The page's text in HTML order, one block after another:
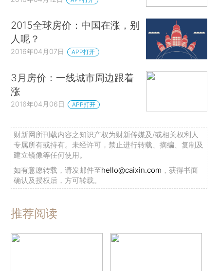
2015全球房价：中国在涨，别
人呢？
2016年04月07日 APP打开
3月房价：一线城市周边跟着
涨
2016年04月06日 APP打开
财新网所刊载内容之知识产权为财新传媒及/或相关权利人
专属所有或持有。未经许可，禁止进行转载、摘编、复制及
建立镜像等任何使用。
如有意愿转载，请发邮件至hello@caixin.com ，获得书面
确认及授权后，方可转载。
推荐阅读